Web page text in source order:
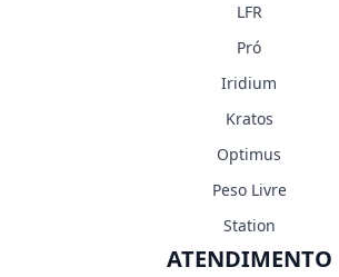
LFR
Pró
Iridium
Kratos
Optimus
Peso Livre
Station
ATENDIMENTO